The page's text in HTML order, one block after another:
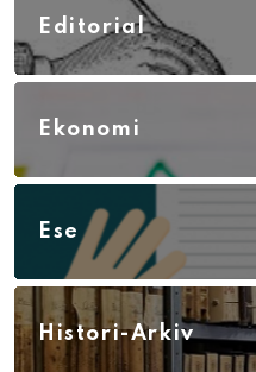
Editorial
Ekonomi
Ese
Histori-Arkiv